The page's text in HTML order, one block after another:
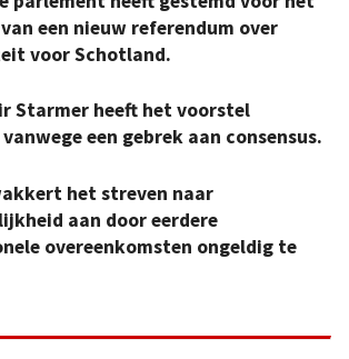
een nieuw referendum over
voor Schotland.
Starmer heeft het voorstel
een gebrek aan consensus.
het streven naar
aan door eerdere
overeenkomsten ongeldig te